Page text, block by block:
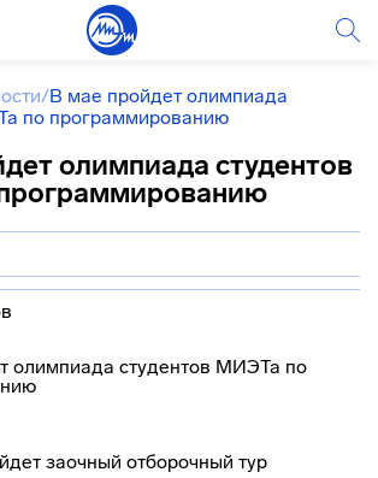
/В мае пройдет олимпиада
по программированию
олимпиада студентов
заочный отборочный тур